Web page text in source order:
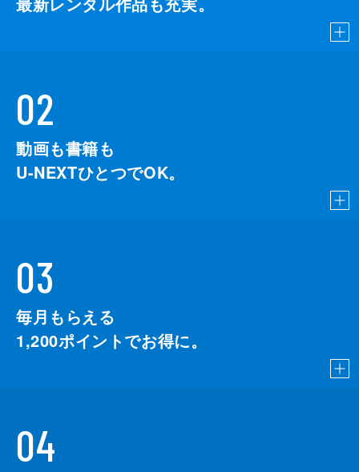
02
動画も書籍も
U-NEXTひとつでOK。
03
毎月もらえる
1,200ポイントでお得に。
04